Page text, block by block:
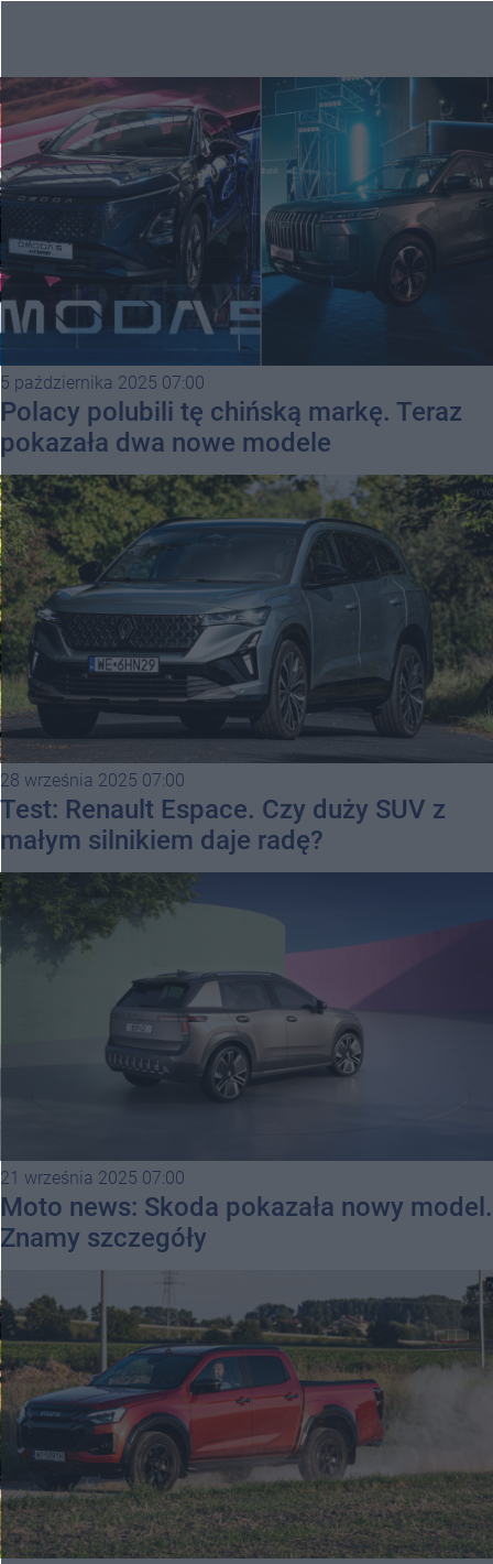
5 października 2025 07:00
Polacy polubili tę chińską markę. Teraz
pokazała dwa nowe modele
28 września 2025 07:00
Test: Renault Espace. Czy duży SUV z
małym silnikiem daje radę?
21 września 2025 07:00
Moto news: Skoda pokazała nowy model.
Znamy szczegóły